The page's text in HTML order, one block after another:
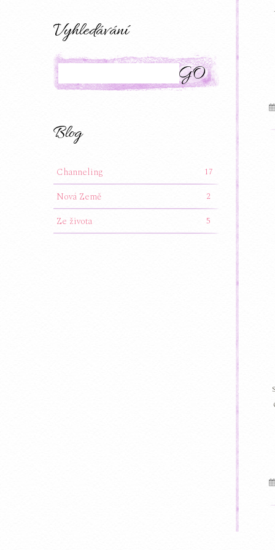
Vyhledávání
Blog
Channeling 17
Nová Země 2
Ze života 5